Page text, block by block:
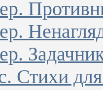
Стихи для